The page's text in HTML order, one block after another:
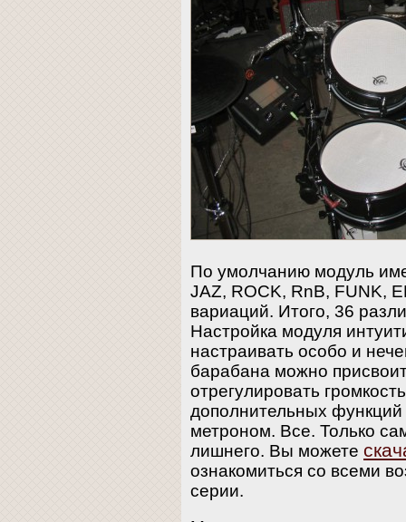
По умолчанию модуль
JAZ, ROCK, RnB, FUNK,
вариаций. Итого, 36
Настройка модуля
настраивать особо и
барабана можно
отрегулировать
дополнительных функций
метроном. Все. Только
лишнего. Вы можете
ознакомиться со всеми
серии.